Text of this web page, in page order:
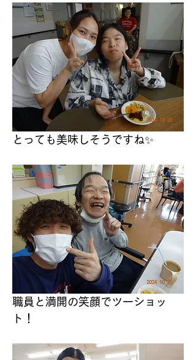
とっても美味しそうですね✨
職員と満開の笑顔でツーショッ
ト！